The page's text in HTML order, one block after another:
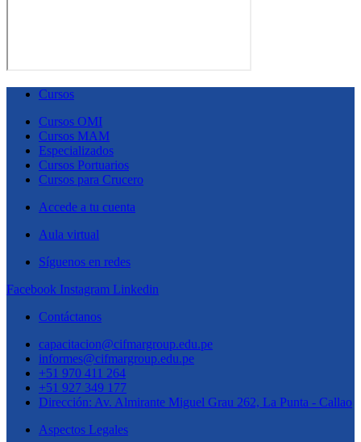
Cursos
Cursos OMI
Cursos MAM
Especializados
Cursos Portuarios
Cursos para Crucero
Accede a tu cuenta
Aula virtual
Síguenos en redes
Facebook Instagram Linkedin
Contáctanos
capacitacion@cifmargroup.edu.pe
informes@cifmargroup.edu.pe
+51 970 411 264
+51 927 349 177
Dirección: Av. Almirante Miguel Grau 262, La Punta - Callao
Aspectos Legales